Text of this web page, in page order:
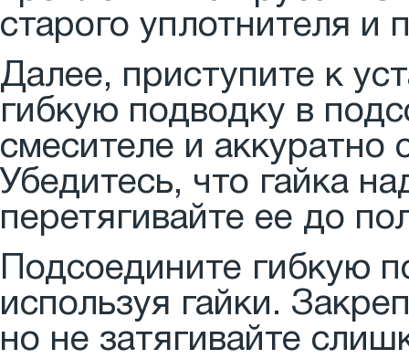
старого уплотнителя и
Далее, приступите к
гибкую подводку в
смесителе и аккуратно
Убедитесь, что гайка
перетягивайте ее до
Подсоедините гибкую
используя гайки.
но не затягивайте